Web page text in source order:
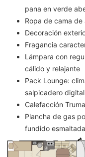
pana en verde
Ropa de cama de
Decoración
Fragancia
Lámpara con
cálido y relajante
Pack Lounge:
salpicadero digital
Calefacción
Plancha de gas
fundido esmaltada